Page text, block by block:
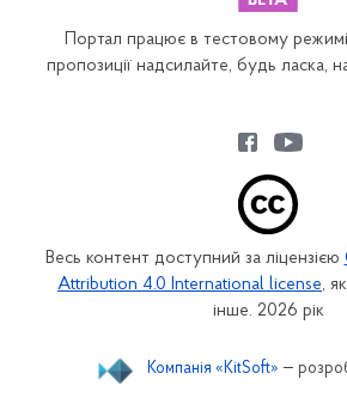
Портал працює в тестовому
пропозиції надсилайте, будь ласка,
Весь контент доступний за ліцензією
Attribution 4.0 International license,
інше. 2026 рік
Компанія «KitSoft» —